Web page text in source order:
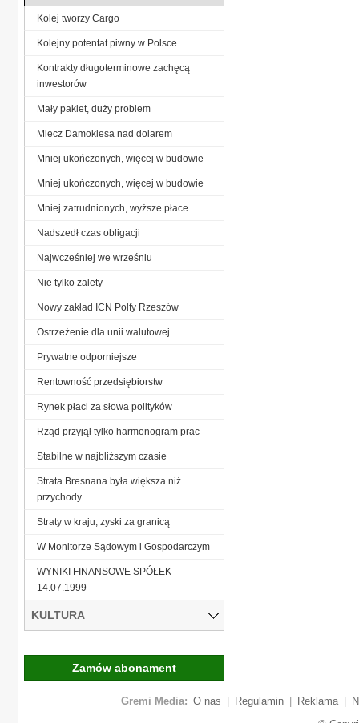
Kolej tworzy Cargo
Kolejny potentat piwny w Polsce
Kontrakty długoterminowe zachęcą
inwestorów
Mały pakiet, duży problem
Miecz Damoklesa nad dolarem
Mniej ukończonych, więcej w budowie
Mniej ukończonych, więcej w budowie
Mniej zatrudnionych, wyższe płace
Nadszedł czas obligacji
Najwcześniej we wrześniu
Nie tylko zalety
Nowy zakład ICN Polfy Rzeszów
Ostrzeżenie dla unii walutowej
Prywatne odporniejsze
Rentowność przedsiębiorstw
Rynek płaci za słowa polityków
Rząd przyjął tylko harmonogram prac
Stabilne w najbliższym czasie
Strata Bresnana była większa niż
przychody
Straty w kraju, zyski za granicą
W Monitorze Sądowym i Gospodarczym
WYNIKI FINANSOWE SPÓŁEK
14.07.1999
KULTURA
Zamów abonament
Gremi Media: O nas Regulamin Reklama